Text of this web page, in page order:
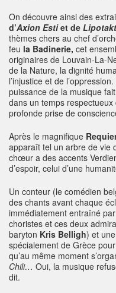
On découvre ainsi des
d’Axion Estiet de
thèmes chers au chef
feu la Badinerie, cet
originaires de Louvain-La-
de la Nature, la dignité
l’injustice et de
puissance de la musique
dans un temps respectueux
profonde prise de
Après le magnifique
apparaît tel un arbre de vie
chœur a des accents
d’espoir, celui d’une
Un conteur (le comédien
des chants avant chaque
immédiatement entraîné
choristes et ces deux
baryton Kris Belligh) et
spécialement de Grèce
qu’au même moment
Chili… Oui, la musique
dit.